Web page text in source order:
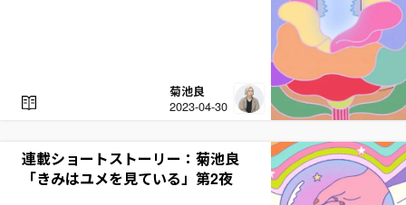
菊池良
2023-04-30
R
E
連載ショートストーリー：菊池良
「きみはユメを見ている」第2夜